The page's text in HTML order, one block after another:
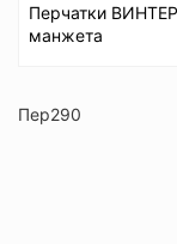
Перчатки
манжета
Пер290